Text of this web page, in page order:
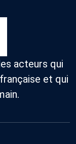
acteurs qui
et qui